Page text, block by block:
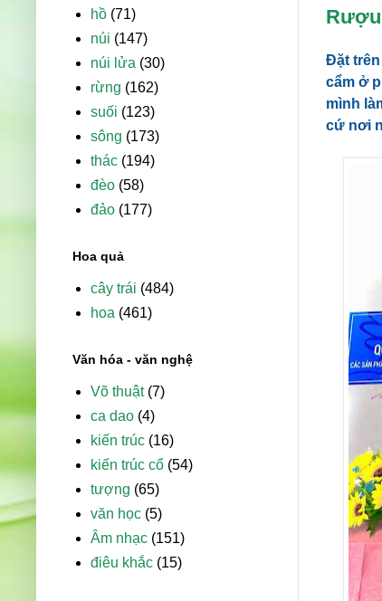
Rượu
Đặt
cẩm ở
mình
cứ nơi
hồ (71)
núi (147)
núi lửa (30)
rừng (162)
suối (123)
sông (173)
thác (194)
đèo (58)
đảo (177)
Hoa quả
cây trái (484)
hoa (461)
Văn hóa - văn nghệ
Võ thuật (7)
ca dao (4)
kiến trúc (16)
kiến trúc cổ (54)
tượng (65)
văn học (5)
Âm nhạc (151)
điêu khắc (15)